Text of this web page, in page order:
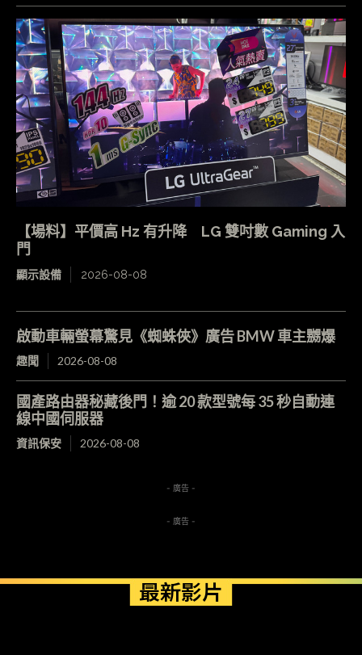
【場料】平價高 Hz 有升降 LG 雙吋數 Gaming 入
門
顯示設備 2026-08-08
啟動車輛螢幕驚見《蜘蛛俠》廣告 BMW 車主嬲爆
趣聞 2026-08-08
國產路由器秘藏後門！逾 20 款型號每 35 秒自動連
線中國伺服器
資訊保安 2026-08-08
- 廣告 -
- 廣告 -
最新影片